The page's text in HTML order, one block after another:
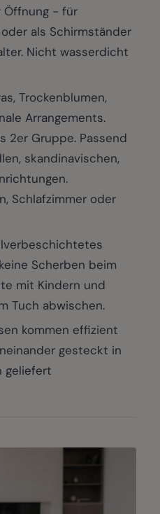
Öffnung - für
als Schirmständer
Nicht wasserdicht
Trockenblumen,
Arrangements.
2er Gruppe. Passend
skandinavischen,
Schlafzimmer oder
Scherben beim
mit Kindern und
Tuch abwischen.
kommen effizient
gesteckt in
geliefert